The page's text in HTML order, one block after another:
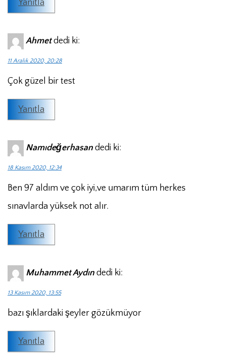
Yanıtla
Ahmet dedi ki:
11 Aralık 2020, 20:28
Çok güzel bir test
Yanıtla
Namıdeğerhasan dedi ki:
18 Kasım 2020, 12:34
Ben 97 aldım ve çok iyi,ve umarım tüm herkes
sınavlarda yüksek not alır.
Yanıtla
Muhammet Aydın dedi ki:
13 Kasım 2020, 13:55
bazı şıklardaki şeyler gözükmüyor
Yanıtla